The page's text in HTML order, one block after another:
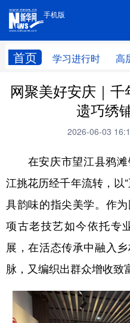
手机版
首页 学习进行时 高
手机版
网
学习进行时 高层
财经
科技 科创
文化 书画
法律 中央文件
食品 人居
学术中国 乡村振兴
城市 旅游
网聚美好安庆｜
遗巧绣
2026-06-03
在安庆市望江县鸦滩
江挑花历经千年流转，以
具韵味的指尖美学。作
项古老技艺如今依托专
展，在活态传承中融入
脉，又编织出群众增收致